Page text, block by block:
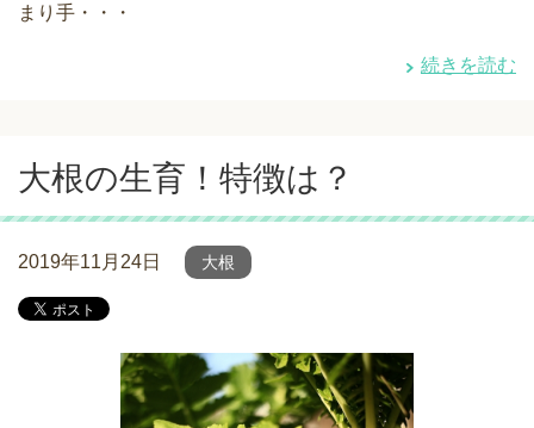
まり手・・・
続きを読む
大根の生育！特徴は？
2019年11月24日 大根